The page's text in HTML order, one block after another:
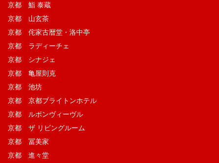
京都 鮨 泰蔵
京都 山玄茶
京都 侘家古暦堂・洛中亭
京都 ラディーチェ
京都 シナジェ
京都 亀屋則克
京都 池坊
京都 京都ブライトンホテル
京都 ルボンヴィーヴル
京都 ザ リビングルーム
京都 冨美家
京都 進々堂